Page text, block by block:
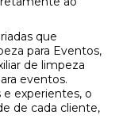
que
para Eventos,
de limpeza
eventos.
experientes, o
de cada cliente,